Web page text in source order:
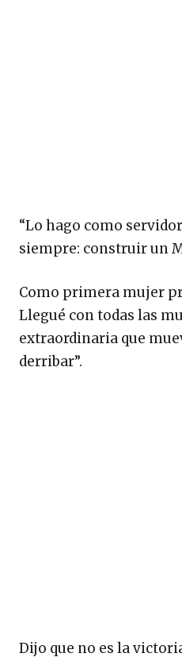
“Lo hago como
siempre: construir un
Como primera mujer
Llegué con todas las
extraordinaria que
derribar”.
Dijo que no es la